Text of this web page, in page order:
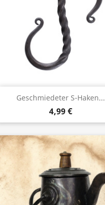
Geschmiedeter S-Haken...
4,99 €